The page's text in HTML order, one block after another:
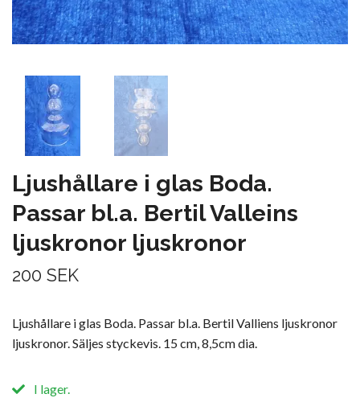
Ljushållare i glas Boda.
Passar bl.a. Bertil Valleins
ljuskronor ljuskronor
200 SEK
Ljushållare i glas Boda. Passar bl.a. Bertil Valliens ljuskronor
ljuskronor. Säljes styckevis. 15 cm, 8,5cm dia.
I lager.